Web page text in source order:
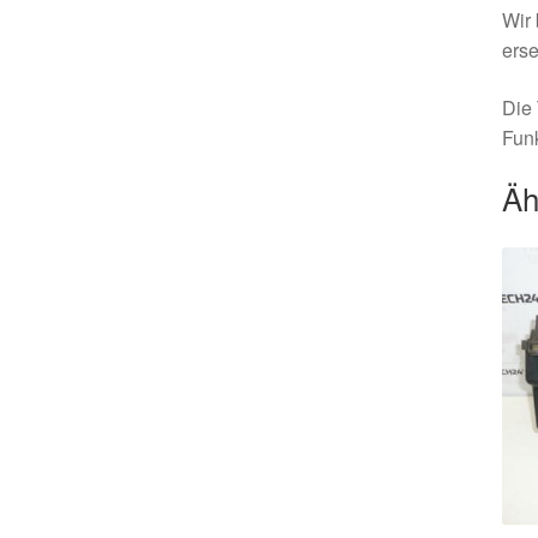
Wir
Die